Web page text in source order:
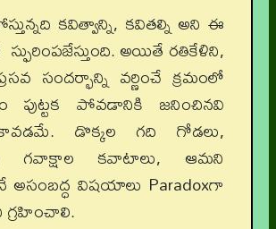
కవిత్వాన్ని, కవితల్ని అని ఈ
అయితే రతికేళిని,
సందర్భాన్ని వర్ణించే క్రమంలో
పోవడానికి జనించినవి
డొక్కల గది గోడలు,
గవాక్షాల కవాటాలు, ఆమని
అసంబద్ధ విషయాలు Paradoxగా